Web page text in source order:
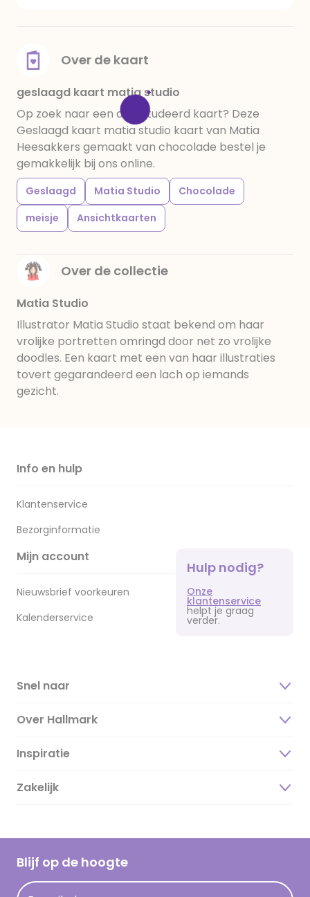
amandelen,cacaomassa, emulgator (sojalecithine),
voedingszuur: citroenzuur E 330, verdikkingsmiddel
E415, water, bevochtigingsmiddel E422, emulgator:
E433, kleurstoffen: E102, E110, E122: kan de activiteit en
concentratie van kinderen negatief beïnvloeden,
E133, E151. Chocolade bevat ten minste 34%
cacaobestanddelen. Kan sporen van gluten
bevatten. Koel en droog bewaren.
Over de kaart
geslaagd kaart matia studio
Op zoek naar een afgestudeerd kaart? Deze
Geslaagd kaart matia studio kaart van Matia
Heesakkers gemaakt van chocolade bestel je
gemakkelijk bij ons online.
Geslaagd Matia Studio
Chocolade
meisje
Ansichtkaarten
Over de collectie
Matia Studio
Illustrator Matia Studio staat bekend om haar
vrolijke portretten omringd door net zo vrolijke
doodles. Een kaart met een van haar illustraties
tovert gegarandeerd een lach op iemands
gezicht.
Info en hulp
Klantenservice
Bezorginformatie
Mijn account
Nieuwsbrief voorkeuren
Kalenderservice
Hulp nodig?
Onze
klantenservice
helpt je graag
verder.
Snel naar
Over Hallmark
Over ons
Duurzaamheid
Hallmark Kaartclub
Acties
Inspiratie
Magazine
Cadeau inspiratie
Kaartinspiratie
Zakelijk
Blijf op de hoogte